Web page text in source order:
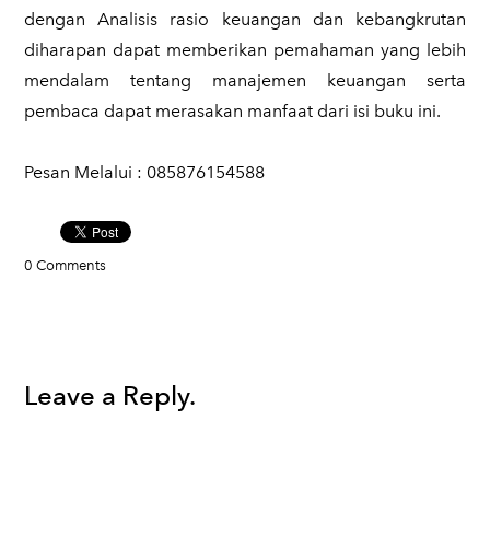
dengan Analisis rasio keuangan dan kebangkrutan
diharapan dapat memberikan pemahaman yang lebih
mendalam tentang manajemen keuangan serta
pembaca dapat merasakan manfaat dari isi buku ini.
Pesan Melalui : 085876154588
0 Comments
Leave a Reply.